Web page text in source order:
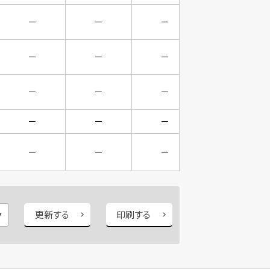
－ － －
－ － －
－ － －
－ － －
－ － －
更新する 印刷する